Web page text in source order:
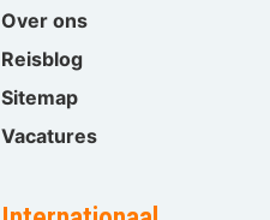
Over ons
Reisblog
Sitemap
Vacatures